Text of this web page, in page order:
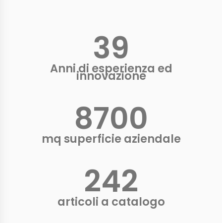
40+
Anni di esperienza ed
innovazione
9000+
mq superficie aziendale
250+
articoli a catalogo